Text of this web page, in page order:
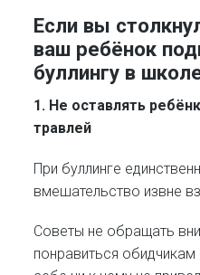
Если вы
ваш ребёнок
буллингу в
1. Не оставлять
травлей
При буллинге
вмешательство извне
Советы не обращать
понравиться обидчикам